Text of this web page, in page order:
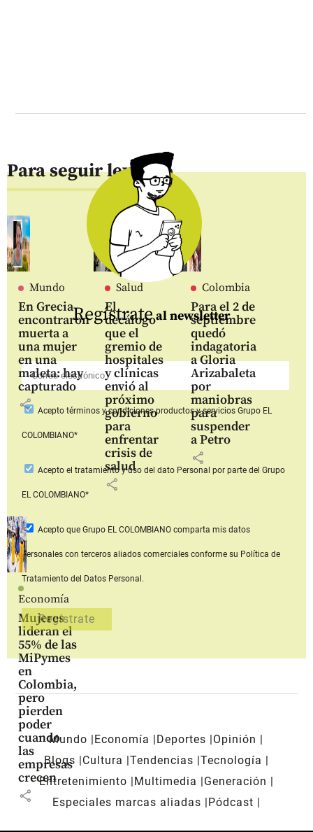
Para seguir leyendo
Mundo
En Grecia
encontraron
muerta a
una mujer
en una
maleta: hay
capturado
share
Salud
El
decálogo
que el
gremio de
hospitales
y clínicas
envió al
próximo
gobierno
para
enfrentar
crisis de
salud
share
Colombia
Para el 2 de
septiembre
quedó
indagatoria
a Gloria
Arizabaleta
por
maniobras
para
suspender
a Petro
share
Economía
Mujeres
lideran el
55% de las
MiPymes
en
Colombia,
pero
pierden
poder
cuando
las
empresas
crecen
share
Regístrateal newsletter
Aceptotérminos y condiciones productos y serviciosGrupo EL
COLOMBIANO*
Acepto el tratamiento y uso del dato Personal por parte del Grupo
EL COLOMBIANO*
Acepto que Grupo EL COLOMBIANOcomparta mis datos
personales con terceros aliados comerciales conforme su Política de
Tratamiento del Datos Personal.
Mundo Economía Deportes
Opinión
Blogs
Cultura Tendencias Tecnología
Entretenimiento
Multimedia
Generación
Especiales marcas aliadas
Pódcast